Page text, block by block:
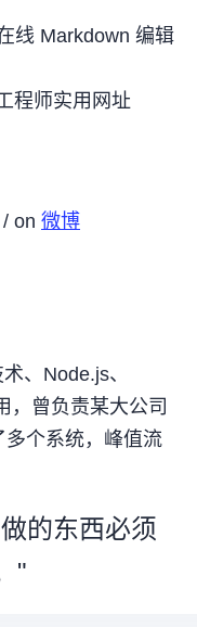
线 Markdown 编辑
程师实用网址
/ on 微博
、Node.js、
，曾负责某大公司
个系统，峰值流
的东西必须
"